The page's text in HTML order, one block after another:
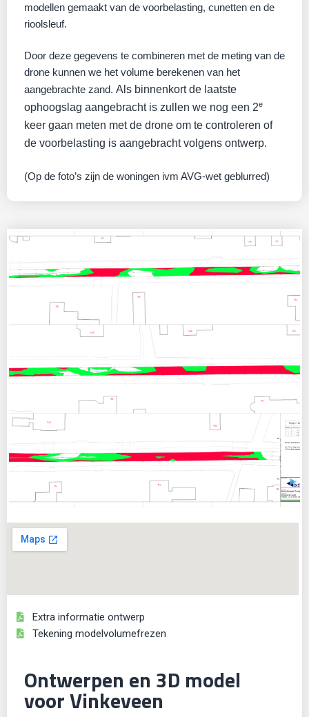
modellen gemaakt van de voorbelasting, cunetten en de
rioolsleuf.
Door deze gegevens te combineren met de meting van de
drone kunnen we het volume berekenen van het
aangebrachte zand. Als binnenkort de laatste
ophoogslag aangebracht is zullen we nog een 2e
keer gaan meten met de drone om te controleren of
de voorbelasting is aangebracht volgens ontwerp.
(Op de foto’s zijn de woningen ivm AVG-wet geblurred)
Ontwerpen en 3D model
voor Vinkeveen
Extra informatie ontwerp
Tekening modelvolumefrezen